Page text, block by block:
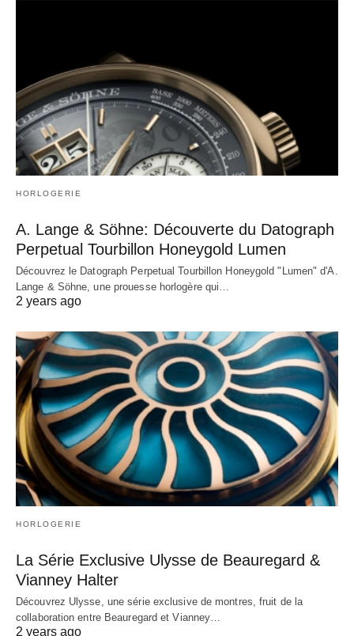
HORLOGERIE
A. Lange & Söhne: Découverte du Datograph
Perpetual Tourbillon Honeygold Lumen
Découvrez le Datograph Perpetual Tourbillon Honeygold "Lumen" d'A.
Lange & Söhne, une prouesse horlogère qui…
2 years ago
HORLOGERIE
La Série Exclusive Ulysse de Beauregard &
Vianney Halter
Découvrez Ulysse, une série exclusive de montres, fruit de la
collaboration entre Beauregard et Vianney…
2 years ago